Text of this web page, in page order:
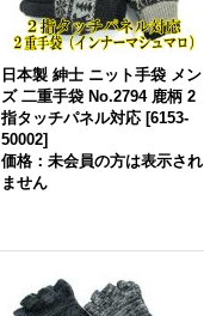
日本製 紳士 ニット手袋 メン
ズ 二重手袋 No.2794 鹿柄 2
指タッチパネル対応 [6153-
50002]
価格：未会員の方は表示され
ません